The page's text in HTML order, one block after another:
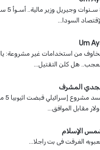
5 سـنوات
السودا...
Um
من استخدامات غير مشروعة:
هل كلن التقتيل...
المشرف
السد مشروع
مقابل الموافق...
الإسلام
الغرقت فى بت راجلا...